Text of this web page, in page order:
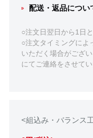
配送・返品につい
○注文日翌日から1日
○注文タイミングによ
いただく場合がござ
にてご連絡をさせてい
<組込み・バランス